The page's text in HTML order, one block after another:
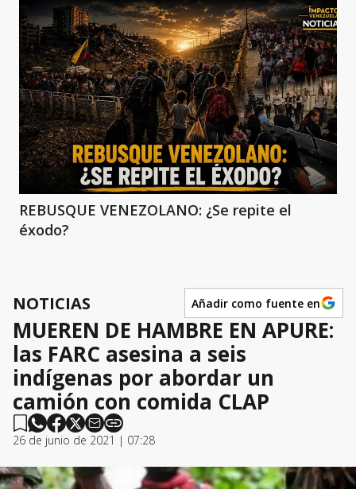
REBUSQUE VENEZOLANO: ¿Se repite el
éxodo?
NOTICIAS Añadir como fuente en
MUEREN DE HAMBRE EN APURE:
las FARC asesina a seis
indígenas por abordar un
camión con comida CLAP
26 de junio de 2021 | 07:28